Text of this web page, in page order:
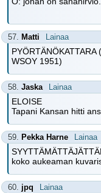
57. Matti Lainaa
WSOY 1951)
58. Jaska Lainaa
ELOISE
Tapani Kansan hitti
59. Pekka Harne Lainaa
koko aukeaman
60. jpq Lainaa